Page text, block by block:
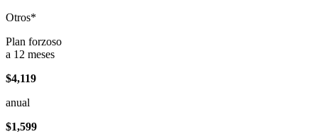
Otros*
Plan forzoso
a 12 meses
$4,119
anual
$1,599